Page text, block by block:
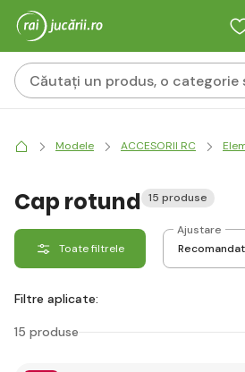
Modele ACCESORII RC
Cap rotund 15 produse
Toate filtrele
Ajustare
Filtre aplicate:
15 produse